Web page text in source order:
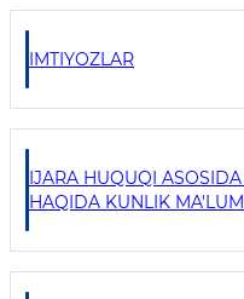
IMTIYOZLAR
IJARA HUQUQI
HAQIDA KUNLIK